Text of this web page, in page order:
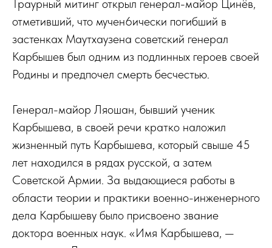
Траурный митинг открыл генерал-майор Цинёв,
отметивший, что мучен6ически погибший в
застенках Маутхаузена советский генерал
Карбышев был одним из подлинных героев своей
Родины и предпочел смерть бесчестью.
Генерал-майор Ляошан, бывший ученик
Карбышева, в своей речи кратко наложил
жизненный путь Карбышева, который свыше 45
лет находился в рядах русской, а затем
Советской Армии. За выдающиеся работы в
области теории и практики военно-инженерного
дела Карбышеву было присвоено звание
доктора военных наук. «Имя Карбышева, —